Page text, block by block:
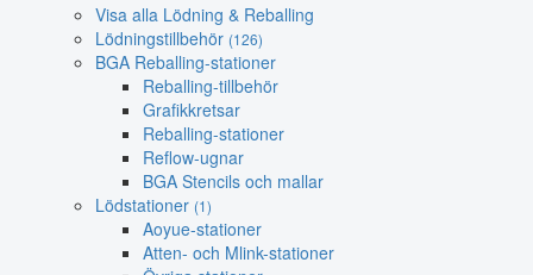
Visa alla Lödning & Reballing
Lödningstillbehör (126)
BGA Reballing-stationer
Reballing-tillbehör
Grafikkretsar
Reballing-stationer
Reflow-ugnar
BGA Stencils och mallar
Lödstationer (1)
Aoyue-stationer
Atten- och Mlink-stationer